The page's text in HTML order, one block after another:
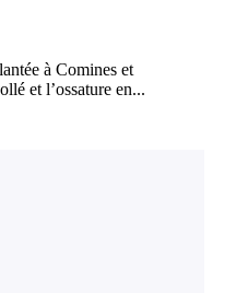
à Comines et
et l’ossature en...